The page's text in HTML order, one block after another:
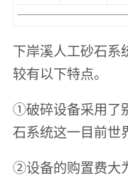
下岸溪人工砂石系
较有以下特点。
①破碎设备采用了
石系统这一目前世
②设备的购置费大